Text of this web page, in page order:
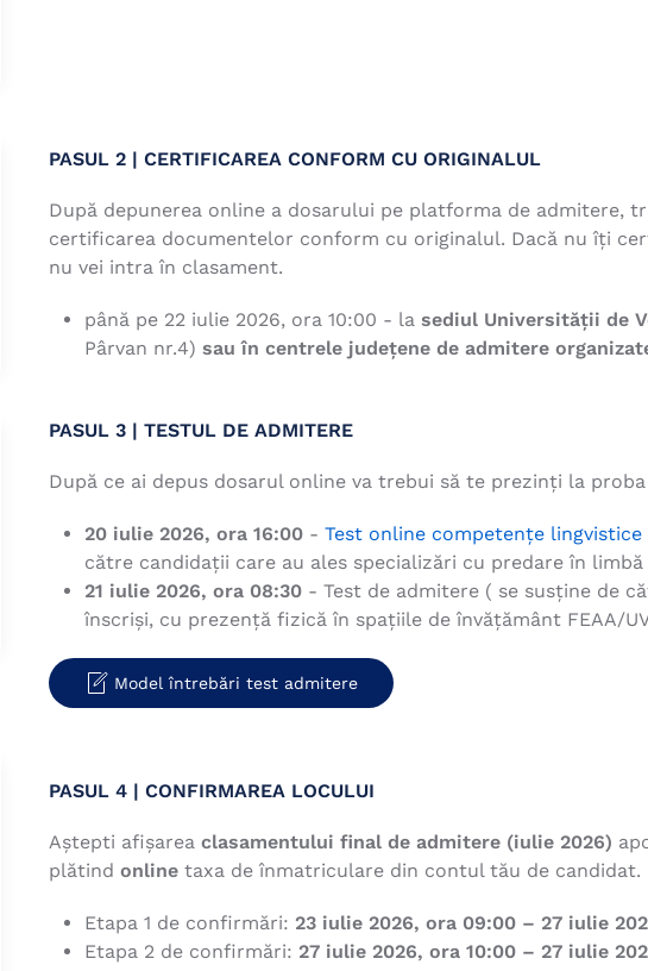
PASUL 2 | CERTIFICAREA CONFORM CU ORIGINALUL
După depunerea online a dosarului pe platforma de admitere,
certificarea documentelor conform cu originalul. Dacă nu îți
nu vei intra în clasament.
până pe 22 iulie 2026, ora 10:00 - la sediul Universității de
Pârvan nr.4) sau în centrele județene de admitere
PASUL 3 | TESTUL DE ADMITERE
După ce ai depus dosarul online va trebui să te prezinți la
20 iulie 2026, ora 16:00 - Test online competențe lingvistice
către candidații care au ales specializări cu predare în limbă
21 iulie 2026, ora 08:30 - Test de admitere ( se susține de
înscriși, cu prezență fizică în spațiile de învățământ FEAA/
Model întrebări test admitere
PASUL 4 | CONFIRMAREA LOCULUI
Aștepti afișarea clasamentului final de admitere (iulie 2026)
plătind online taxa de înmatriculare din contul tău de candidat.
Etapa 1 de confirmări: 23 iulie 2026, ora 09:00 – 27 iulie
Etapa 2 de confirmări: 27 iulie 2026, ora 10:00 – 27 iulie